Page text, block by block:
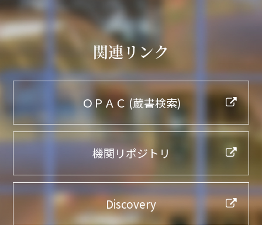
関連リンク
ＯＰＡＣ (蔵書検索)
機関リポジトリ
Discovery